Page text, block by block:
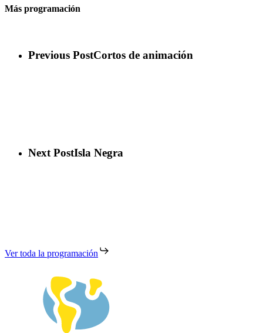
Más programación
Previous PostCortos de animación
Next PostIsla Negra
Ver toda la programación